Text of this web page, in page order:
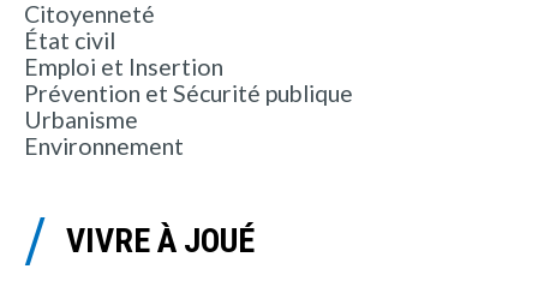
Citoyenneté
État civil
Emploi et Insertion
Prévention et Sécurité publique
Urbanisme
Environnement
VIVRE À JOUÉ